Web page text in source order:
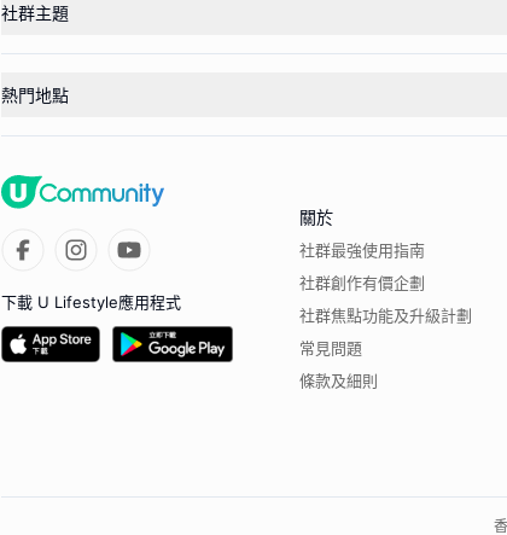
社群主題
熱門地點
下載 U Lifestyle應用程式
關於
社群最強使用指南
社群創作有價企劃
社群焦點功能及升級計劃
常見問題
條款及細則